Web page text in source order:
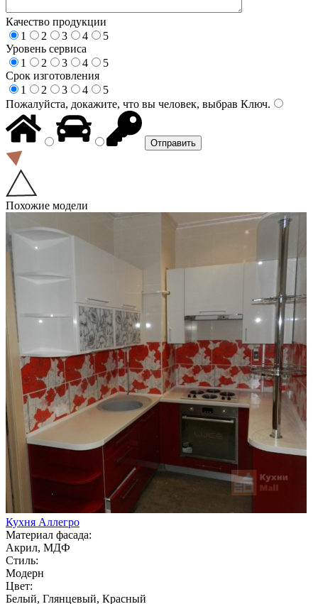
Качество продукции
1
2 3 4
5
Уровень сервиса
1
2 3 4
5
Срок изготовления
1
2 3 4
5
Пожалуйста, докажите, что вы человек, выбрав Ключ.
Похожие модели
Кухня Аллегро
Материал фасада:
Акрил, МДФ
Стиль:
Модерн
Цвет:
Белый, Глянцевый, Красный